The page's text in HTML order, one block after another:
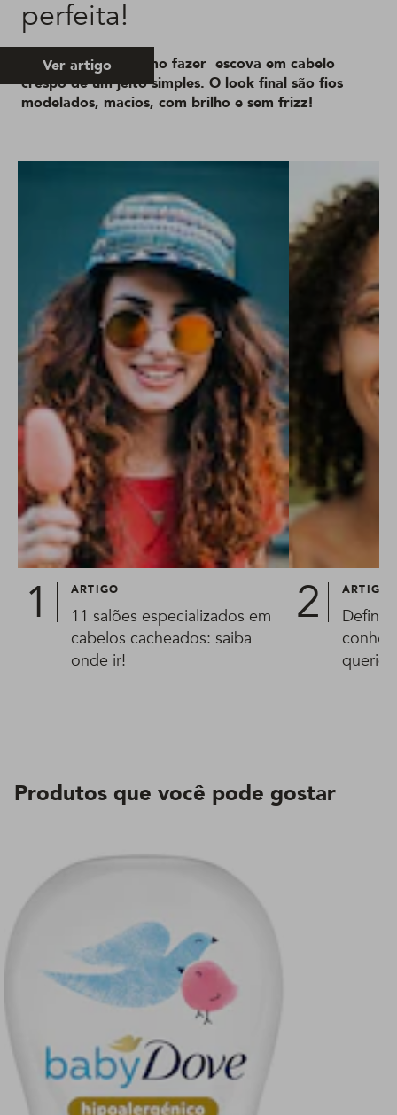
perfeita!
Os segredos de como fazer escova em cabelo
crespo de um jeito simples. O look final são fios
modelados, macios, com brilho e sem frizz!
Ver artigo
ARTIGO
11 salões especializados em
cabelos cacheados: saiba
onde ir!
ARTIGO
Produtos que você pode gostar